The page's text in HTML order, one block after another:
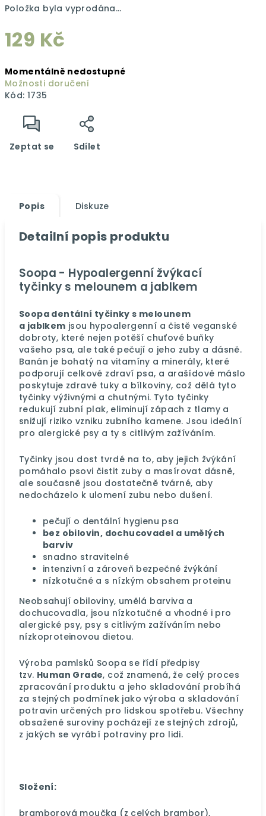
Položka byla vyprodána…
129 Kč
cena:
Momentálně nedostupné
Možnosti doručení
Kód: 1735
Zeptat se Sdílet
Popis Diskuze
Detailní popis produktu
Soopa - Hypoalergenní žvýkací
tyčinky s melounem a jablkem
Soopa dentální tyčinky s melounem
a jablkem jsou hypoalergenní a čistě veganské
dobroty, které nejen potěší chuťové buňky
vašeho psa, ale také pečují o jeho zuby a dásně.
Banán je bohatý na vitamíny a minerály, které
podporují celkové zdraví psa, a arašídové máslo
poskytuje zdravé tuky a bílkoviny, což dělá tyto
tyčinky výživnými a chutnými. Tyto tyčinky
redukují zubní plak, eliminují zápach z tlamy a
snižují riziko vzniku zubního kamene. Jsou ideální
pro alergické psy a ty s citlivým zažíváním.
Tyčinky jsou dost tvrdé na to, aby jejich žvýkání
pomáhalo psovi čistit zuby a masírovat dásně,
ale současně jsou dostatečně tvárné, aby
nedocházelo k ulomení zubu nebo dušení.
pečují o dentální hygienu psa
bez obilovin, dochucovadel a umělých
barviv
snadno stravitelné
intenzivní a zároveň bezpečné žvýkání
nízkotučné a s nízkým obsahem proteinu
Neobsahují obiloviny, umělá barviva a
dochucovadla, jsou nízkotučné a vhodné i pro
alergické psy, psy s citlivým zažíváním nebo
nízkoproteinovou dietou.
Výroba pamlsků Soopa se řídí předpisy
tzv. Human Grade, což znamená, že celý proces
zpracování produktu a jeho skladování probíhá
za stejných podmínek jako výroba a skladování
potravin určených pro lidskou spotřebu. Všechny
obsažené suroviny pocházejí ze stejných zdrojů,
z jakých se vyrábí potraviny pro lidi.
Složení:
bramborová moučka (z celých brambor),